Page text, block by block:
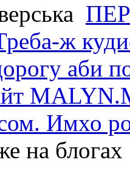
ж
аби
Имхо
на блогах